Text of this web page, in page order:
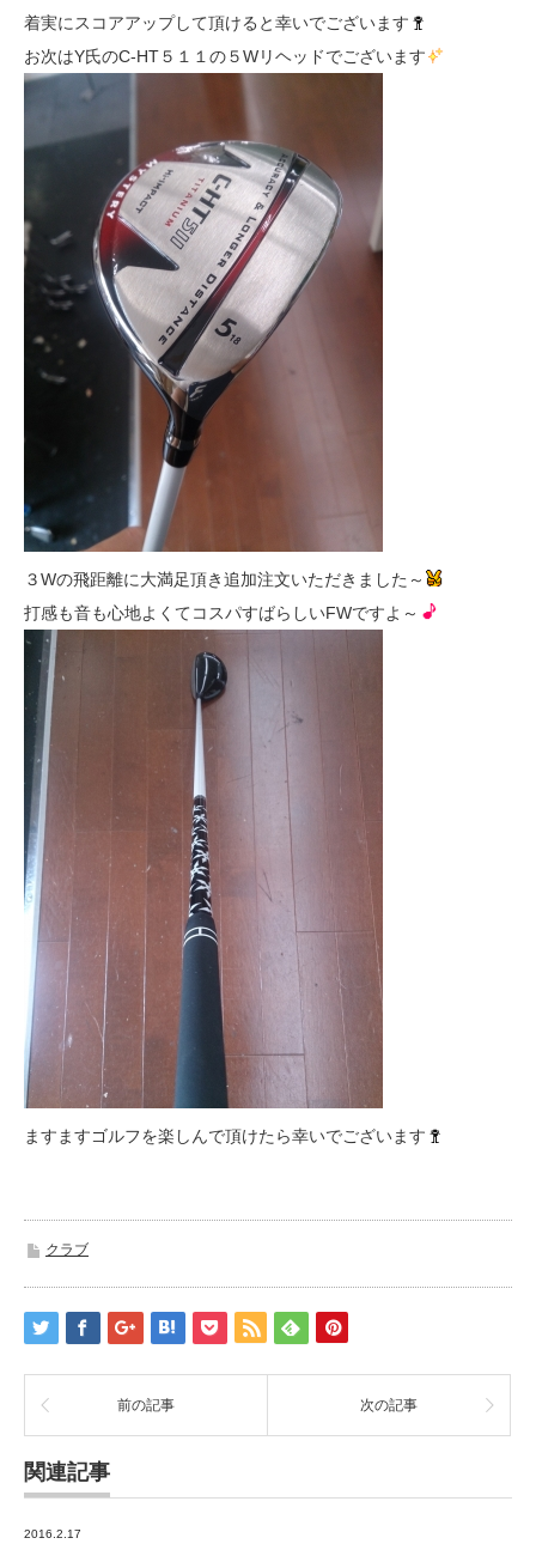
着実にスコアアップして頂けると幸いでございます
お次はY氏のC-HT５１１の５Wリヘッドでございます
３Wの飛距離に大満足頂き追加注文いただきました～
打感も音も心地よくてコスパすばらしいFWですよ～
ますますゴルフを楽しんで頂けたら幸いでございます
クラブ
前の記事 次の記事
関連記事
2016.2.17